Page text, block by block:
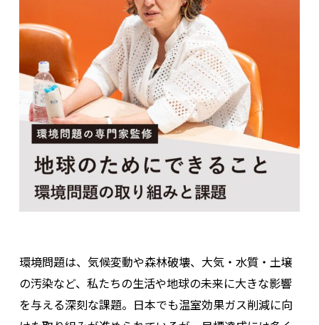
環境問題は、気候変動や森林破壊、大気・水質・土壌
の汚染など、私たちの生活や地球の未来に大きな影響
を与える深刻な課題。日本でも温室効果ガス削減に向